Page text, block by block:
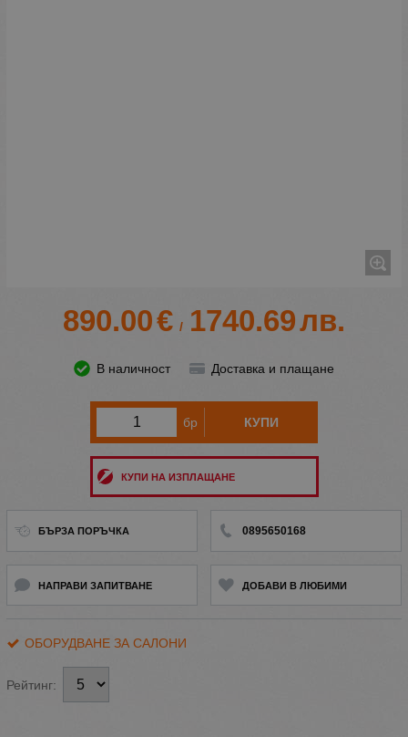
890.00€ / 1740.69лв.
В наличност Доставка и плащане
бр КУПИ
КУПИ НА ИЗПЛАЩАНЕ
БЪРЗА ПОРЪЧКА 0895650168
НАПРАВИ ЗАПИТВАНЕ ДОБАВИ В ЛЮБИМИ
ОБОРУДВАНЕ ЗА САЛОНИ
Рейтинг: